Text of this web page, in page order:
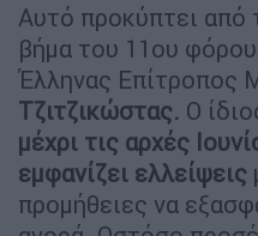
Αυτό προκύπτει από
βήμα του 11ου
Έλληνας Επίτροπος
Τζιτζικώστας. Ο
μέχρι τις αρχές
εμφανίζει ελλείψεις
προμήθειες να